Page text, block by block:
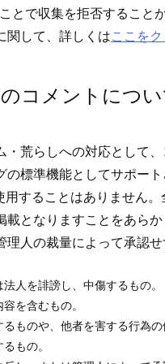
とで収集を拒否すること
関して、詳しくはここを
コメントについ
・荒らしへの対応として
の標準機能としてサポー
用することはありません
載となりますことをあら
人の裁量によって承認せ
人を誹謗し、中傷するもの。
を含むもの。
ものや、他者を害する行為
もの。